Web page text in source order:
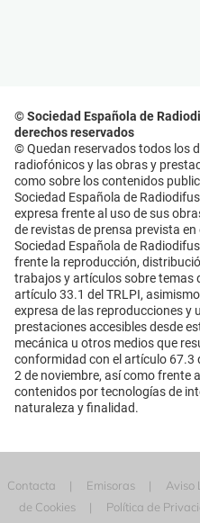
© Sociedad Española de
derechos reservados
© Quedan reservados todos los
radiofónicos y las obras y
como sobre los contenidos
Sociedad Española de
expresa frente al uso de sus
de revistas de prensa prevista
Sociedad Española de
frente la reproducción,
trabajos y artículos sobre temas
artículo 33.1 del TRLPI,
expresa de las reproducciones y
prestaciones accesibles desde
mecánica u otros medios que
conformidad con el artículo 67.3
2 de noviembre, así como frente
contenidos por tecnologías de
naturaleza y finalidad.
Contacta Emisoras Aviso
de Cookies
Política de